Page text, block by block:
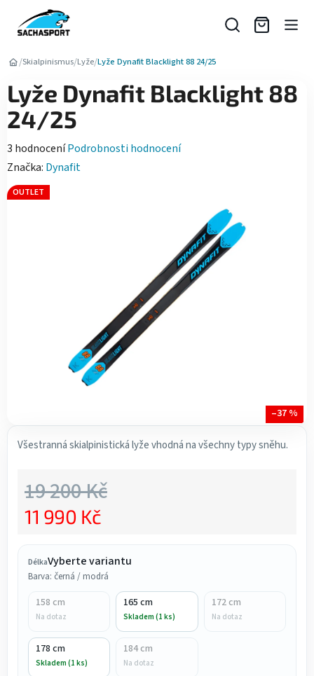
obsah
/Skialpinismus/Lyže/Lyže Dynafit Blacklight 88 24/25
Všestranná skialpinistická lyže vhodná na všechny typy sněhu.
DélkaVyberte variantu
Barva: černá / modrá
158 cm
Na dotaz
165 cm
Skladem (1 ks)
172 cm
Na dotaz
178 cm
Skladem (1 ks)
184 cm
Na dotaz
19 200 Kč
11 990 Kč
Lyže Dynafit Blacklight 88
24/25
Průměrné
hodnocení
produktu
je
3 hodnoceníPodrobnosti hodnocení
Značka: Dynafit
OUTLET
–37 %